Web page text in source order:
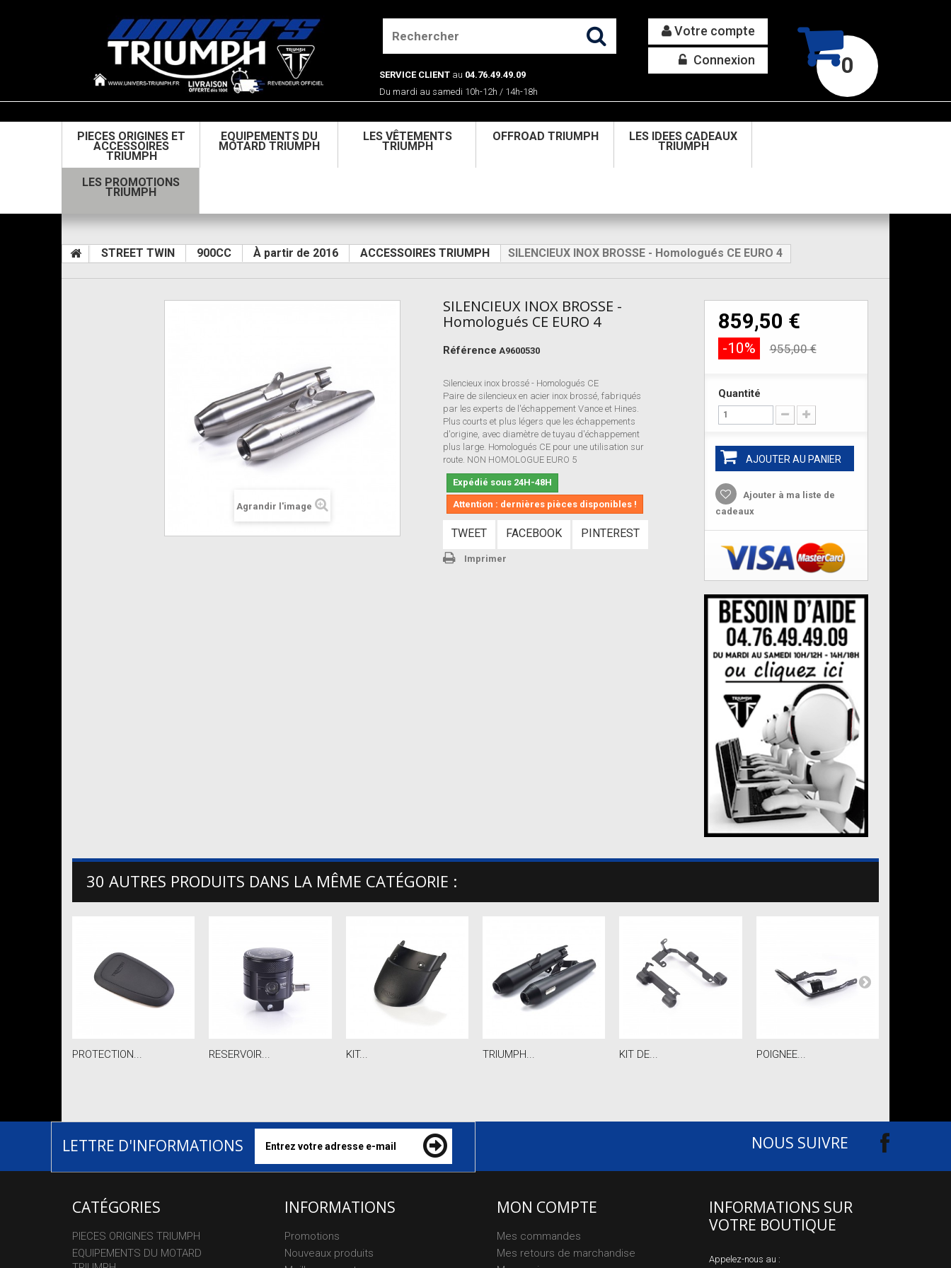
0
Votre compte
Connexion
SERVICE CLIENT au 04.76.49.49.09
Du mardi au samedi 10h-12h / 14h-18h
PIECES ORIGINES ET
ACCESSOIRES
TRIUMPH
EQUIPEMENTS DU
MOTARD TRIUMPH
LES VÊTEMENTS
TRIUMPH
OFFROAD TRIUMPH LES IDEES CADEAUX
TRIUMPH
LES PROMOTIONS
TRIUMPH
STREET TWIN 900CC À partir de 2016 ACCESSOIRES TRIUMPH SILENCIEUX INOX BROSSE - Homologués CE EURO 4
Agrandir l'image
SILENCIEUX INOX BROSSE -
Homologués CE EURO 4
Référence A9600530
Silencieux inox brossé - Homologués CE
Paire de silencieux en acier inox brossé, fabriqués
par les experts de l'échappement Vance et Hines.
Plus courts et plus légers que les échappements
d'origine, avec diamètre de tuyau d'échappement
plus large. Homologués CE pour une utilisation sur
route. NON HOMOLOGUE EURO 5
Expédié sous 24H-48H
Attention : dernières pièces disponibles !
TWEET FACEBOOK PINTEREST
Imprimer
859,50 €
-10% 955,00 €
Quantité
AJOUTER AU PANIER
Ajouter à ma liste de
cadeaux
30 AUTRES PRODUITS DANS LA MÊME CATÉGORIE :
PROTECTION... RESERVOIR... KIT... TRIUMPH... KIT DE... POIGNEE...
LETTRE D'INFORMATIONS NOUS SUIVRE
CATÉGORIES
PIECES ORIGINES TRIUMPH
EQUIPEMENTS DU MOTARD
INFORMATIONS
Promotions
Nouveaux produits
MON COMPTE
Mes commandes
Mes retours de marchandise
INFORMATIONS SUR
VOTRE BOUTIQUE
Appelez-nous au :